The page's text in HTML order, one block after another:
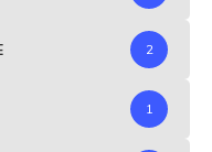
2
1